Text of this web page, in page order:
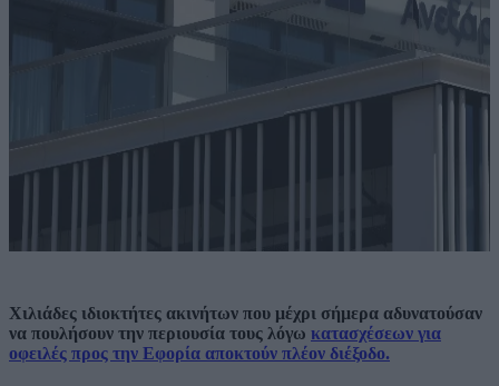
Χιλιάδες ιδιοκτήτες ακινήτων που μέχρι σήμερα αδυνατούσαν
να πουλήσουν την περιουσία τους λόγω κατασχέσεων για
οφειλές προς την Εφορία αποκτούν πλέον διέξοδο.